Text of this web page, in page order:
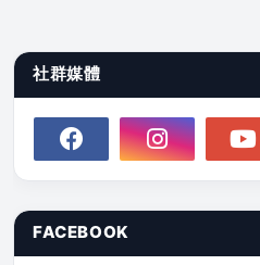
社群媒體
FACEBOOK